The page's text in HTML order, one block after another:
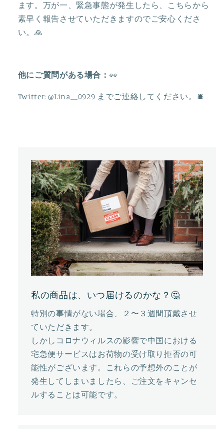
海
デ
ィ
ー
の
ら
す
海
デ
ー
の
や
す
ます。万が一、緊急事態が発生したら、こちらから
素早く報告させていただきますのでご安心くださ
い。🙏
他にご質問がある場合： 👀
Twitter: @Lina__0929 までご連絡してください。 🛎
私の商品は、いつ届けるのかな？🤔
特別の事情がない場合、２〜３週間頂戴させ
ていただきます。
しかしコロナウィルスの影響で中国における
宅急便サービスはお荷物の受け取り拒否の可
能性がございます。これらの予想外のことが
発生してしまいましたら、ご注文をキャンセ
ルすることは可能です。